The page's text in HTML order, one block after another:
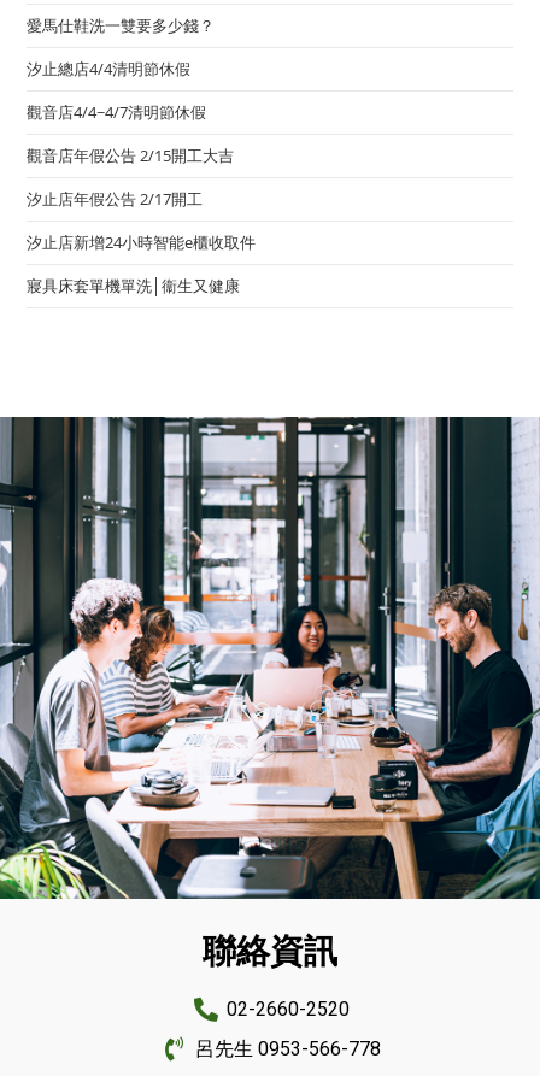
愛馬仕鞋洗一雙要多少錢？
汐止總店4/4清明節休假
觀音店4/4~4/7清明節休假
觀音店年假公告 2/15開工大吉
汐止店年假公告 2/17開工
汐止店新增24小時智能e櫃收取件
寢具床套單機單洗│衞生又健康
加盟專區
聯絡資訊
02-2660-2520
呂先生 0953-566-778